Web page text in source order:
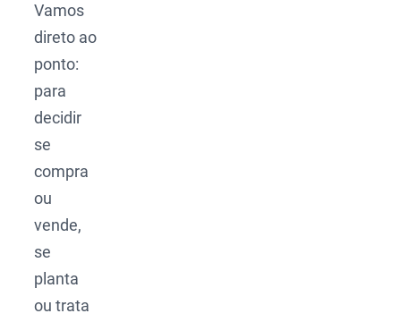
Vamos
direto ao
ponto:
para
decidir
se
compra
ou
vende,
se
planta
ou trata